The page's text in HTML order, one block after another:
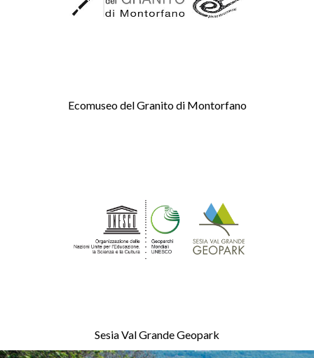
Ecomuseo del Granito di Montorfano
Sesia Val Grande Geopark